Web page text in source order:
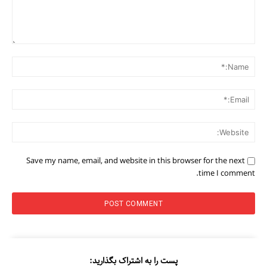
Save my name, email, and website in this browser for the next
time I comment.
پست را به اشتراک بگذارید: